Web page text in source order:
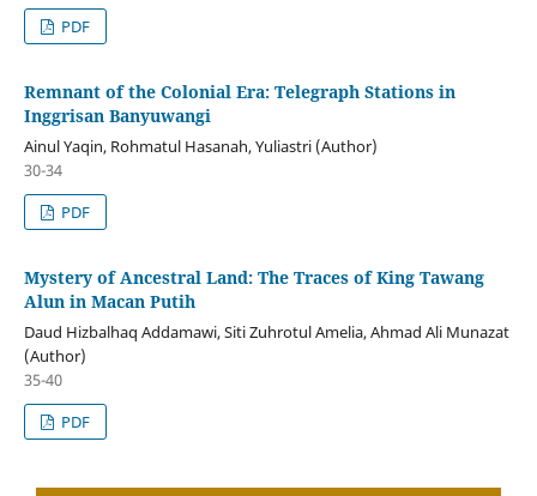
PDF
Remnant of the Colonial Era: Telegraph Stations in
Inggrisan Banyuwangi
Ainul Yaqin, Rohmatul Hasanah, Yuliastri (Author)
30-34
PDF
Mystery of Ancestral Land: The Traces of King Tawang
Alun in Macan Putih
Daud Hizbalhaq Addamawi, Siti Zuhrotul Amelia, Ahmad Ali Munazat
(Author)
35-40
PDF